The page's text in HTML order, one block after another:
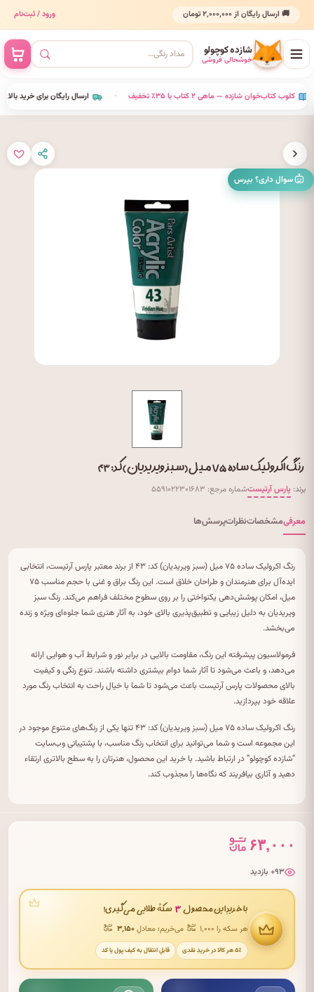
🚚 ارسال رایگان از ۲٬۰۰۰٬۰۰۰ تومان ورود / ثبت‌نام
شازده کوچولو
خوشحالی فروشی
ارسال رایگان برای خرید بالای • کلوب کتاب‌خوان شازده — ماهی ۲ کتاب با ۳۵٪ تخفیف •
سوال داری؟ بپرس
رنگ اکرولیک ساده ۷۵ میل (سبز ویریدیان) کد: ۴۳
برند: پارس آرتیستشماره مرجع: ۵۵۹۱۰۲۲۳۰۱۶۸۳
معرفیمشخصاتنظراتپرسش‌ها
رنگ اکرولیک ساده ۷۵ میل (سبز ویریدیان) کد: ۴۳ از برند معتبر پارس آرتیست، انتخابی
ایده‌آل برای هنرمندان و طراحان خلاق است. این رنگ براق و غنی با حجم مناسب ۷۵
میل، امکان پوشش‌دهی یکنواختی را بر روی سطوح مختلف فراهم می‌کند. رنگ سبز
ویریدیان به دلیل زیبایی و تطبیق‌پذیری بالای خود، به آثار هنری شما جلوه‌ای ویژه و زنده
می‌بخشد.
فرمولاسیون پیشرفته این رنگ، مقاومت بالایی در برابر نور و شرایط آب و هوایی ارائه
می‌دهد، و باعث می‌شود تا آثار شما دوام بیشتری داشته باشند. تنوع رنگی و کیفیت
بالای محصولات پارس آرتیست باعث می‌شود تا شما با خیال راحت به انتخاب رنگ مورد
علاقه خود بپردازید.
رنگ اکرولیک ساده ۷۵ میل (سبز ویریدیان) کد: ۴۳ تنها یکی از رنگ‌های متنوع موجود در
این مجموعه است و شما می‌توانید برای انتخاب رنگ مناسب، با پشتیبانی‌ وب‌سایت
“شازده کوچولو” در ارتباط باشید. با خرید این محصول، هنرتان را به سطح بالاتری ارتقاء
دهید و آثاری بیافریند که نگاه‌ها را مجذوب کند.
۶۳,۰۰۰
۹۳+ بازدید
با خریدِ این محصول ۳ سکهٔ طلایی می‌گیری!
هر سکه را ۱٬۰۰۰ می‌خریم؛ معادلِ۳٬۱۵۰
۵٪ هر کالا در خریدِ نقدی قابلِ انتقال به کیف پول یا کد